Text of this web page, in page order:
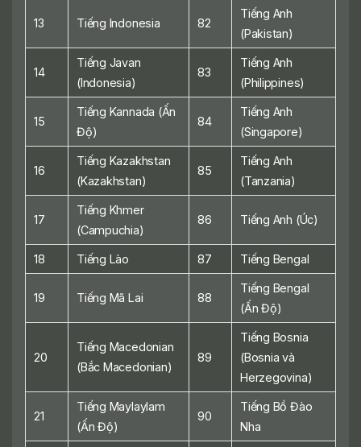
13 Tiếng Indonesia 82
Tiếng Anh
(Pakistan)
14
Tiếng Javan
(Indonesia)
83
Tiếng Anh
(Philippines)
15
Tiếng Kannada (Ấn
Độ)
84
Tiếng Anh
(Singapore)
16
Tiếng Kazakhstan
(Kazakhstan)
85
Tiếng Anh
(Tanzania)
17
Tiếng Khmer
(Campuchia)
86 Tiếng Anh (Úc)
18 Tiếng Lào 87 Tiếng Bengal
19 Tiếng Mã Lai 88
Tiếng Bengal
(Ấn Độ)
20
Tiếng Macedonian
(Bắc Macedonian)
89
Tiếng Bosnia
(Bosnia và
Herzegovina)
21
Tiếng Maylaylam
(Ấn Độ)
90
Tiếng Bồ Đào
Nha